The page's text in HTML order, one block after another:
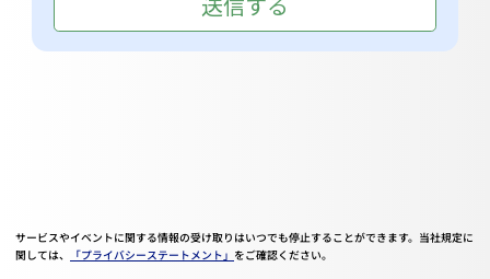
サービスやイベントに関する情報の受け取りはいつでも停止することができます。当社規定に
関しては、
「プライバシーステートメント」 をご確認ください。